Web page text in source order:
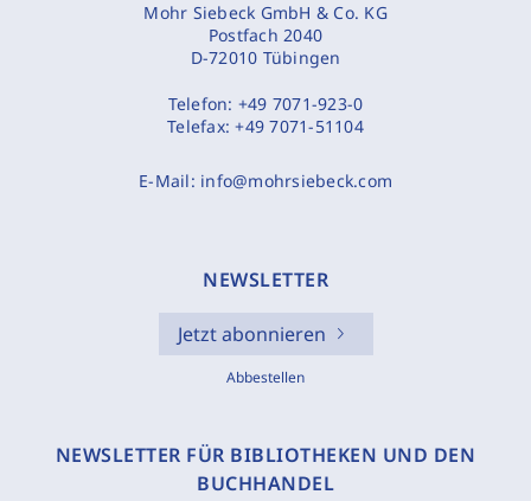
Mohr Siebeck GmbH & Co. KG
Postfach 2040
D-72010 Tübingen
Telefon: +49 7071-923-0
Telefax:+49 7071-51104
E-Mail: info@mohrsiebeck.com
NEWSLETTER
Jetzt abonnieren
Abbestellen
NEWSLETTER FÜR BIBLIOTHEKEN UND DEN
BUCHHANDEL